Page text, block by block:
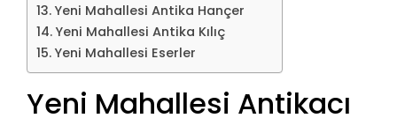
Yeni Mahallesi Antika Hançer
Yeni Mahallesi Antika Kılıç
Yeni Mahallesi Eserler
Yeni Mahallesi Antikacı